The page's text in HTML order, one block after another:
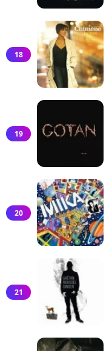
18
19
20
21